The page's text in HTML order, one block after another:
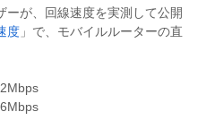
が、回線速度を実測して公開
度 」で、モバイルルーターの直